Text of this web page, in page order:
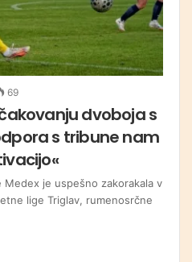
69
dvoboja s
s tribune nam
Medex je uspešno zakorakala v
lige Triglav, rumenosrčne